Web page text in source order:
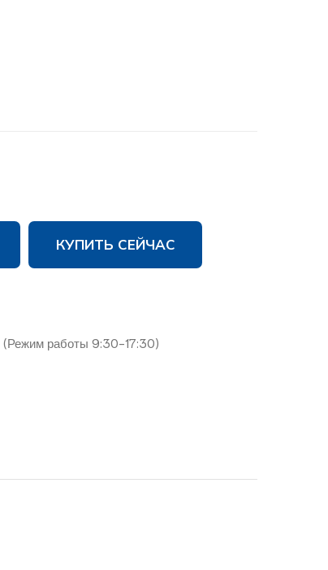
КУПИТЬ СЕЙЧАС
(Режим работы 9:30-17:30)